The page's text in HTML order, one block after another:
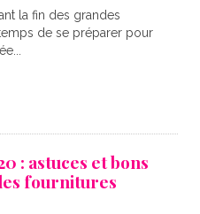
la fin des grandes
de se préparer pour
: astuces et bons
fournitures